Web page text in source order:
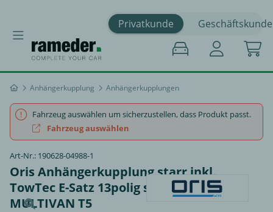
Privatkunde Geschäftskunde
Anhängerkupplung Anhängerkupplungen
Fahrzeug auswählen um sicherzustellen, dass Produkt passt.
Fahrzeug auswählen
Art-Nr.: 190628-04988-1
Oris Anhängerkupplung starr inkl.
TowTec E-Satz 13polig spezifisch - VW
MULTIVAN T5